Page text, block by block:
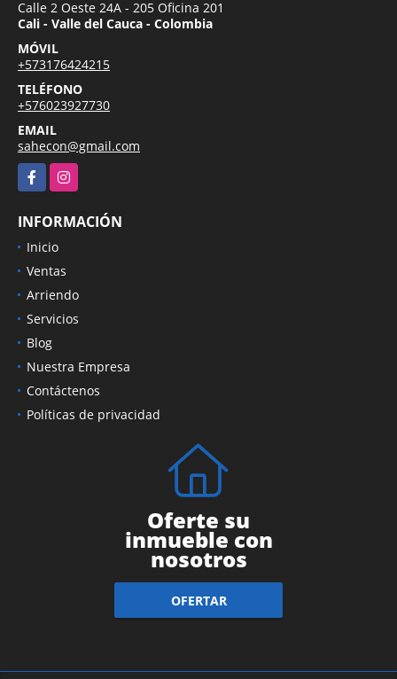
UBICACIÓN
Calle 2 Oeste 24A - 205 Oficina 201
Cali - Valle del Cauca - Colombia
MÓVIL
+573176424215
TELÉFONO
+576023927730
EMAIL
sahecon@gmail.com
FacebookInstagram
INFORMACIÓN
Inicio
Ventas
Arriendo
Servicios
Blog
Nuestra Empresa
Contáctenos
Oferte su
inmueble con
nosotros
OFERTAR